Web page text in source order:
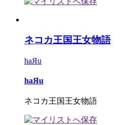
ネコカ王国王女物語
haЯu
haЯu
ネコカ王国王女物語